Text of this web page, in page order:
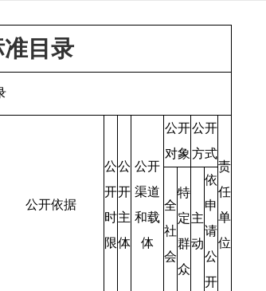
目录
公开依据
公
开
时
限
公
开
主
体
公开
渠道
和载
体
公开
对象
公开
方式
责
任
单
位
全
社
会
特
定
群
众
主
动
依
申
请
公
开